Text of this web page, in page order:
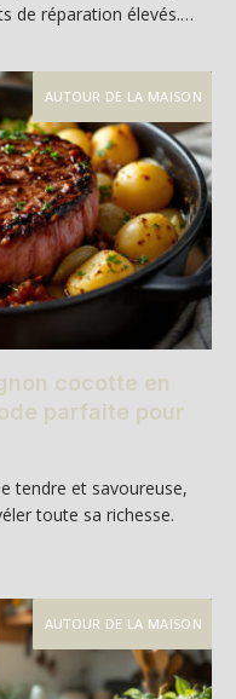
de réparation élevés.…
AUTOUR DE LA MAISON
cocotte en
parfaite pour
tendre et savoureuse,
toute sa richesse.
AUTOUR DE LA MAISON